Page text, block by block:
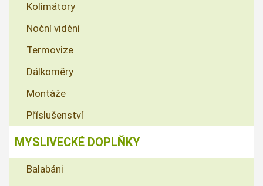
Kolimátory
Noční vidění
Termovize
Dálkoměry
Montáže
Příslušenství
MYSLIVECKÉ DOPLŇKY
Balabáni